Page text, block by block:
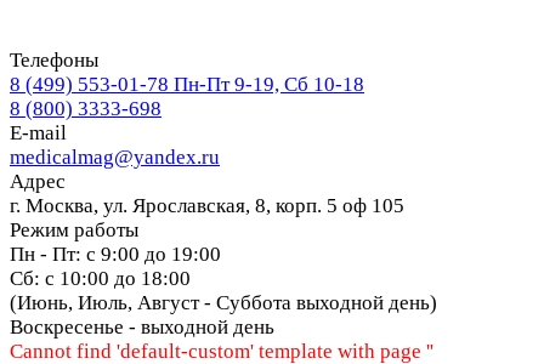
Телефоны
8 (499) 553-01-78 Пн-Пт 9-19, Сб 10-18
8 (800) 3333-698
E-mail
medicalmag@yandex.ru
Адрес
г. Москва, ул. Ярославская, 8, корп. 5 оф 105
Режим работы
Пн - Пт: с 9:00 до 19:00
Сб: с 10:00 до 18:00
(Июнь, Июль, Август - Суббота выходной день)
Воскресенье - выходной день
Cannot find 'default-custom' template with page ''